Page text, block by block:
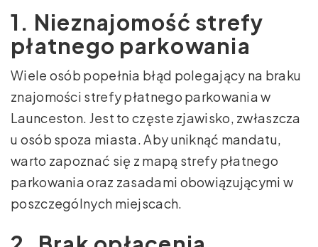
1. Nieznajomość strefy
płatnego parkowania
Wiele osób popełnia błąd polegający na braku
znajomości strefy płatnego parkowania w
Launceston. Jest to częste zjawisko, zwłaszcza
u osób spoza miasta. Aby uniknąć mandatu,
warto zapoznać się z mapą strefy płatnego
parkowania oraz zasadami obowiązującymi w
poszczególnych miejscach.